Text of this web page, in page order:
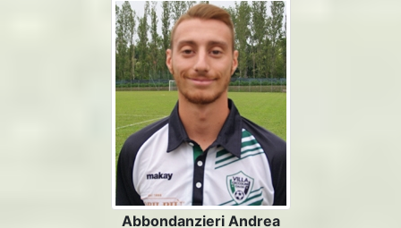
Abbondanzieri Andrea